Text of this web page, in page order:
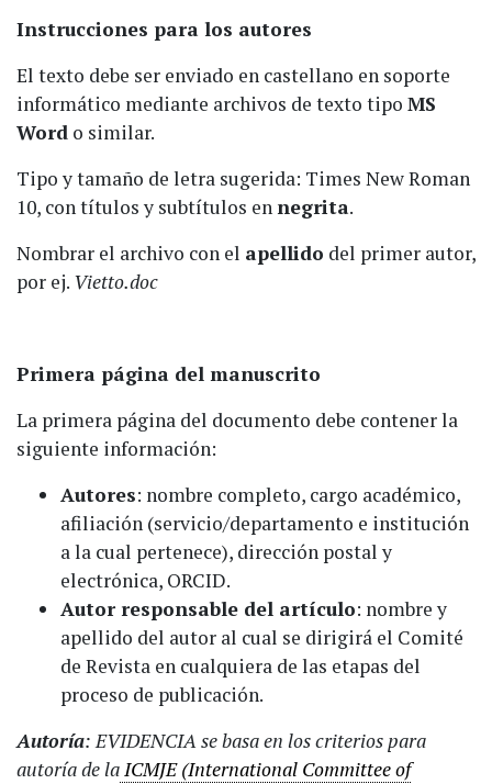
Instrucciones para los autores
El texto debe ser enviado en castellano en soporte
informático mediante archivos de texto tipo MS
Word o similar.
Tipo y tamaño de letra sugerida: Times New Roman
10, con títulos y subtítulos ennegrita.
Nombrar el archivo con el apellido del primer autor,
por ej. Vietto.doc
Primera página del manuscrito
La primera página del documento debe contener la
siguiente información:
Autores: nombre completo, cargo académico,
afiliación (servicio/departamento e institución
a la cual pertenece), dirección postal y
electrónica, ORCID.
Autor responsable del artículo: nombre y
apellido del autor al cual se dirigirá el Comité
de Revista en cualquiera de las etapas del
proceso de publicación.
Autoría:EVIDENCIAse basa en los criterios para
autoría de laICMJE (International Committee of